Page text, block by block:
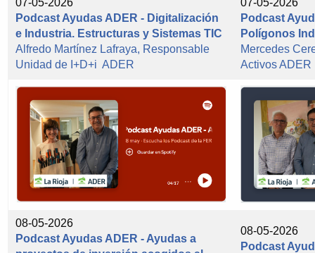
Podcast Ayudas ADER - Digitalización
e Industria. Estructuras y Sistemas TIC
Alfredo Martínez Lafraya, Responsable
Unidad de I+D+i ADER
Podcast
Polígonos
Mercedes
Activos ADER
08-05-2026
Podcast Ayudas ADER - Ayudas a
08-05-2026
Podcast